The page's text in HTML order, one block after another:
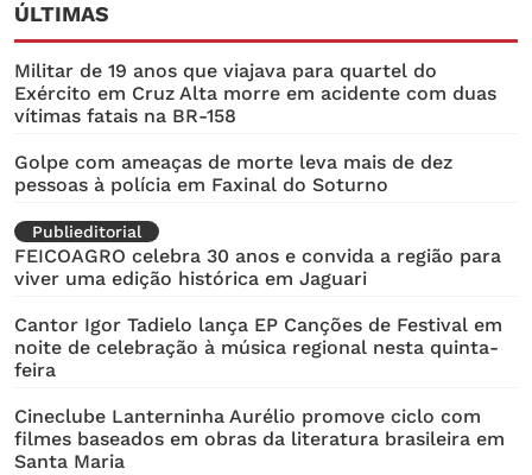
ÚLTIMAS
Militar de 19 anos que viajava para quartel do
Exército em Cruz Alta morre em acidente com duas
vítimas fatais na BR-158
Golpe com ameaças de morte leva mais de dez
pessoas à polícia em Faxinal do Soturno
Publieditorial
FEICOAGRO celebra 30 anos e convida a região para
viver uma edição histórica em Jaguari
Cantor Igor Tadielo lança EP Canções de Festival em
noite de celebração à música regional nesta quinta-
feira
Cineclube Lanterninha Aurélio promove ciclo com
filmes baseados em obras da literatura brasileira em
Santa Maria